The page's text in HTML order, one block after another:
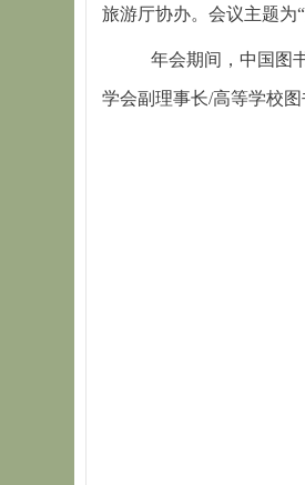
旅游厅协办。会议主题为
年会期间，中国图
学会副理事长/高等学校